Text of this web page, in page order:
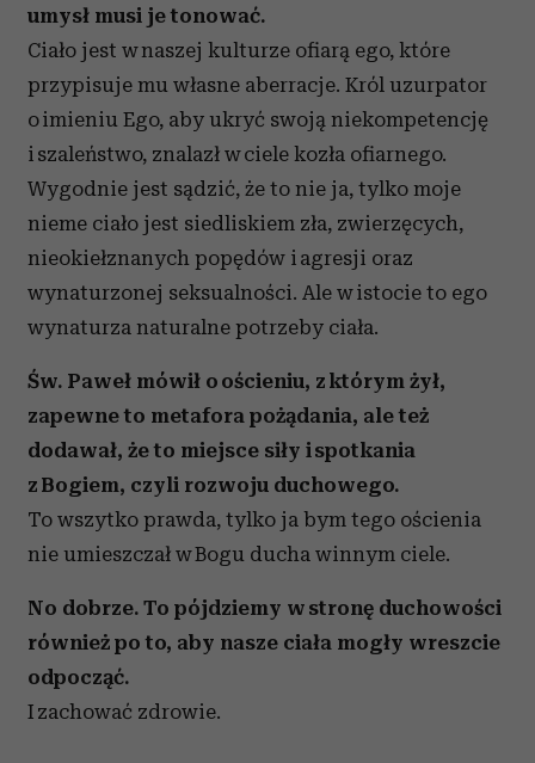
umysł musi je tonować.
Ciało jest w naszej kulturze ofiarą ego, które
przypisuje mu własne aberracje. Król uzurpator
o imieniu Ego, aby ukryć swoją niekompetencję
i szaleństwo, znalazł w ciele kozła ofiarnego.
Wygodnie jest sądzić, że to nie ja, tylko moje
nieme ciało jest siedliskiem zła, zwierzęcych,
nieokiełznanych popędów i agresji oraz
wynaturzonej seksualności. Ale w istocie to ego
wynaturza naturalne potrzeby ciała.
Św. Paweł mówił o ościeniu, z którym żył,
zapewne to metafora pożądania, ale też
dodawał, że to miejsce siły i spotkania
z Bogiem, czyli rozwoju duchowego.
To wszytko prawda, tylko ja bym tego ościenia
nie umieszczał w Bogu ducha winnym ciele.
No dobrze. To pójdziemy w stronę duchowości
również po to, aby nasze ciała mogły wreszcie
odpocząć.
I zachować zdrowie.